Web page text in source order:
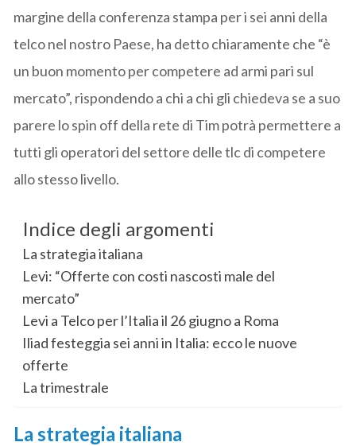
margine della conferenza stampa per i sei anni della
telco nel nostro Paese, ha detto chiaramente che “è
un buon momento per competere ad armi pari sul
mercato”, rispondendo a chi a chi gli chiedeva se a suo
parere lo spin off della rete di Tim potrà permettere a
tutti gli operatori del settore delle tlc di competere
allo stesso livello.
Indice degli argomenti
La strategia italiana
Levi: “Offerte con costi nascosti male del
mercato”
Levi a Telco per l’Italia il 26 giugno a Roma
Iliad festeggia sei anni in Italia: ecco le nuove
offerte
La trimestrale
La strategia italiana